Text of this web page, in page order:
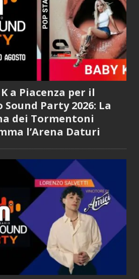
a Piacenza per il
Sound Party 2026: La
dei Tormentoni
l’Arena Daturi